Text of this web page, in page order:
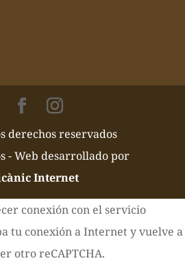
derechos reservados
- Web desarrollado por
Internet
conexión con el servicio
tu conexión a Internet y vuelve a
otro reCAPTCHA.